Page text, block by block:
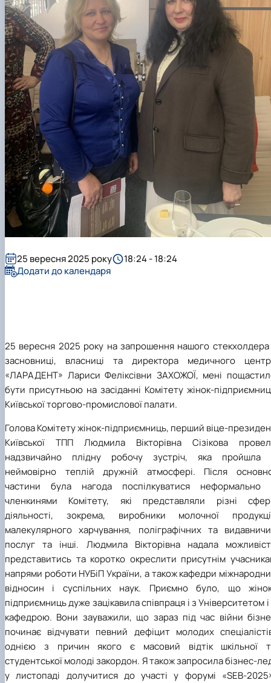
Підготовка до вступу в аспірантуру
Правила прийому 2026
Контактні дані
Профорієнтаційна діяльність
Профорієнтаційна робота
Дні відкритих дверей
Інформація і політика
HistoryEU
25 вересня 2025 року на запрошення нашого
засновниці, власниці та директора медичного
«ЛАРАДЕНТ» Лариси Феліксівни ЗАХОЖОЇ, мені
бути присутньою на засіданні Комітету жінок-
Київської торгово-промислової палати.
Голова Комітету жінок-підприємниць, перший віце-
Київської ТПП Людмила Вікторівна Сізікова
надзвичайно плідну робочу зустріч, яка пройшла
неймовірно теплій дружній атмосфері. Після
частини була нагода поспілкуватися неформально
членкинями Комітету, які представляли різні
діяльності, зокрема, виробники молочної
малекулярного харчування, поліграфічних та
послуг та інші. Людмила Вікторівна надала
представитись та коротко окреслити присутнім
напрями роботи НУБіП України, а також кафедри
відносин і суспільних наук. Приємно було, що
підприємниць дуже зацікавила співпраця і з Університетом і
кафедрою. Вони зауважили, що зараз під час війни
починає відчувати певний дефіцит молодих
однією з причин якого є масовий відтік шкільної
студентської молоді закордон. Я також запросила бізнес-
у листопаді долучитися до участі у форумі «SEB-
25 вересня 2025 року
18:24 - 18:24
Додати до календаря